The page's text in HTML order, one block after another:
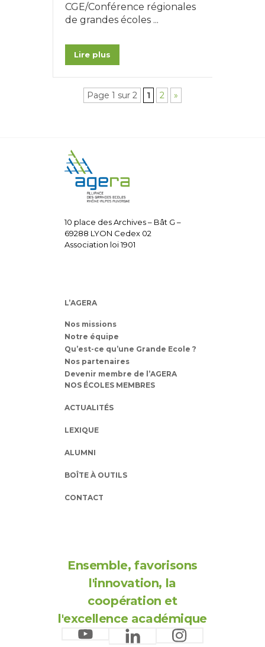
CGE/Conférence régionales
de grandes écoles ...
Lire plus
Page 1 sur 2 1 2 »
10 place des Archives – Bât G –
69288 LYON Cedex 02
Association loi 1901
L’AGERA
Nos missions
Notre équipe
Qu’est-ce qu’une Grande Ecole ?
Nos partenaires
Devenir membre de l’AGERA
NOS ÉCOLES MEMBRES
ACTUALITÉS
LEXIQUE
ALUMNI
BOÎTE À OUTILS
CONTACT
Ensemble, favorisons
l'innovation, la
coopération et
l'excellence académique